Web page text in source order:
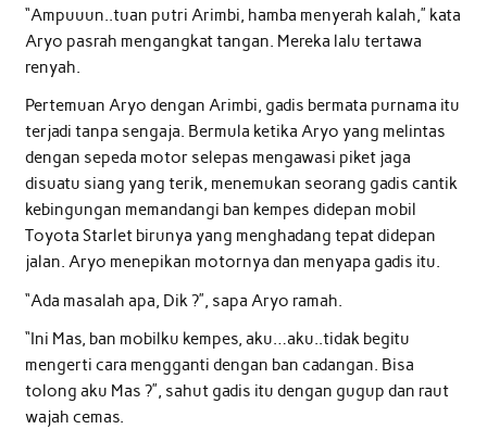
“Ampuuun..tuan putri Arimbi, hamba menyerah kalah,” kata
Aryo pasrah mengangkat tangan. Mereka lalu tertawa
renyah.
Pertemuan Aryo dengan Arimbi, gadis bermata purnama itu
terjadi tanpa sengaja. Bermula ketika Aryo yang melintas
dengan sepeda motor selepas mengawasi piket jaga
disuatu siang yang terik, menemukan seorang gadis cantik
kebingungan memandangi ban kempes didepan mobil
Toyota Starlet birunya yang menghadang tepat didepan
jalan. Aryo menepikan motornya dan menyapa gadis itu.
“Ada masalah apa, Dik ?”, sapa Aryo ramah.
“Ini Mas, ban mobilku kempes, aku…aku..tidak begitu
mengerti cara mengganti dengan ban cadangan. Bisa
tolong aku Mas ?”, sahut gadis itu dengan gugup dan raut
wajah cemas.